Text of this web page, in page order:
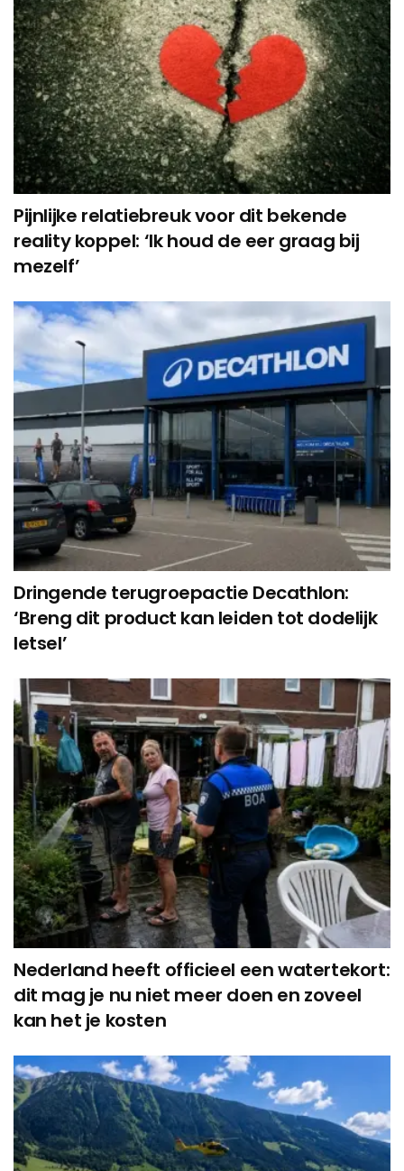
Pijnlijke relatiebreuk voor dit bekende
reality koppel: ‘Ik houd de eer graag bij
mezelf’
Dringende terugroepactie Decathlon:
‘Breng dit product kan leiden tot dodelijk
letsel’
Nederland heeft officieel een watertekort:
dit mag je nu niet meer doen en zoveel
kan het je kosten